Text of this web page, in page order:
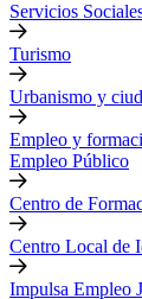
Servicios
Turismo
Urbanismo y
Empleo y
Empleo Público
Centro de
Centro Local de
Impulsa Empleo